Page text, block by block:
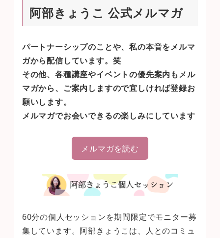
阿部きょうこ 公式メルマガ
パートナーシップのことや、私の本音をメルマ
ガから配信しています。笑
その他、各種講座やイベントの優先案内もメル
マガから、ご案内しますので宜しければ登録お
願いします。
メルマガでお会いできるの楽しみにしています
メルマガを読む
60分の個人セッションを期間限定でモニター募
集しています。阿部きょうこは、人とのコミュ